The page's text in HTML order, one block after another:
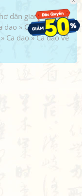
dân gian»Ca dao
dao » Ca dao về quê
» Ca dao»Ca dao về